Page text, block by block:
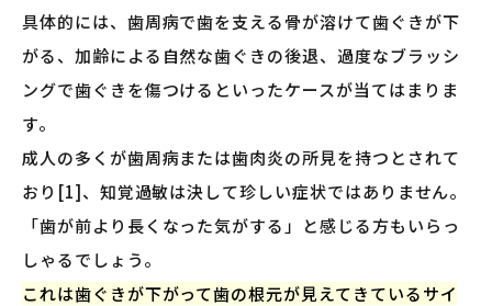
具体的には、歯周病で歯を支える骨が溶けて歯ぐきが下
がる、加齢による自然な歯ぐきの後退、過度なブラッシ
ングで歯ぐきを傷つけるといったケースが当てはまりま
す。
成人の多くが歯周病または歯肉炎の所見を持つとされて
おり[1]、知覚過敏は決して珍しい症状ではありません。
「歯が前より長くなった気がする」と感じる方もいらっ
しゃるでしょう。
これは歯ぐきが下がって歯の根元が見えてきているサイ